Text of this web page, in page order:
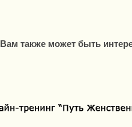
Вам также может быть